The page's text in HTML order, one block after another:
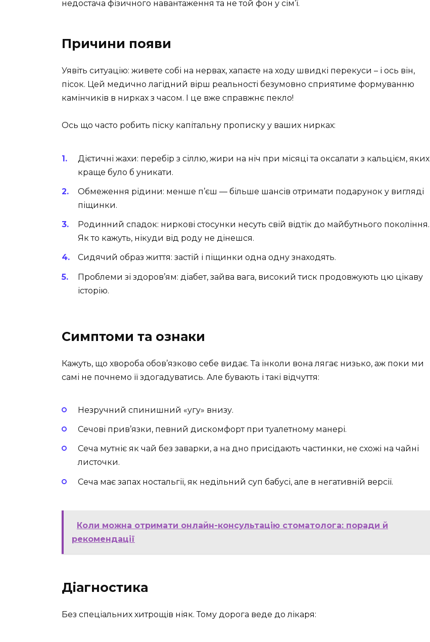
недостача фізичного навантаження та не той фон у сім’ї.
Причини появи
Уявіть ситуацію: живете собі на нервах, хапаєте на ходу швидкі перекуси – і ось він,
пісок. Цей медично лагідний вірш реальності безумовно сприятиме формуванню
камінчиків в нирках з часом. І це вже справжнє пекло!
Ось що часто робить піску капітальну прописку у ваших нирках:
Дієтичні жахи: перебір з сіллю, жири на ніч при місяці та оксалати з кальцієм, яких
краще було б уникати.
Обмеження рідини: менше п’єш — більше шансів отримати подарунок у вигляді
піщинки.
Родинний спадок: ниркові стосунки несуть свій відтік до майбутнього покоління.
Як то кажуть, нікуди від роду не дінешся.
Сидячий образ життя: застій і піщинки одна одну знаходять.
Проблеми зі здоров’ям: діабет, зайва вага, високий тиск продовжують цю цікаву
історію.
Симптоми та ознаки
Кажуть, що хвороба обов’язково себе видає. Та інколи вона лягає низько, аж поки ми
самі не почнемо її здогадуватись. Але бувають і такі відчуття:
Незручний спинишний «угу» внизу.
Сечові прив’язки, певний дискомфорт при туалетному манері.
Сеча мутніє як чай без заварки, а на дно присідають частинки, не схожі на чайні
листочки.
Сеча має запах ностальгії, як недільний суп бабусі, але в негативній версії.
Коли можна отримати онлайн-консультацію стоматолога: поради й
рекомендації
Діагностика
Без спеціальних хитрощів ніяк. Тому дорога веде до лікаря: